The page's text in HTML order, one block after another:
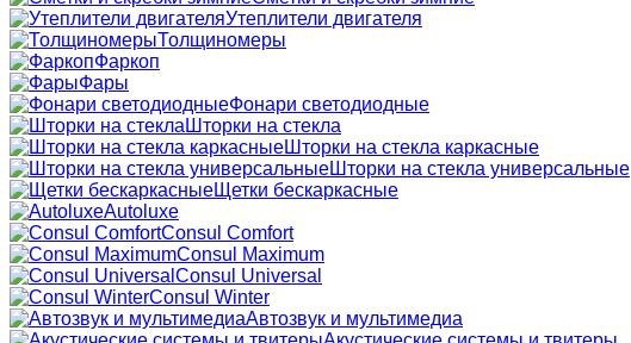
Утеплители двигателя
Толщиномеры
Фаркоп
Фары
Фонари светодиодные
Шторки на стекла
Шторки на стекла каркасные
Шторки на стекла универсальные
Щетки бескаркасные
Autoluxe
Consul Comfort
Consul Maximum
Consul Universal
Consul Winter
Автозвук и мультимедиа